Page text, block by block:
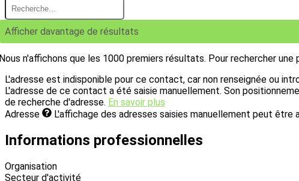
Afficher davantage de résultats
n'affichons que les 1000 premiers résultats. Pour rechercher
L'adresse est indisponible pour ce contact, car non renseignée ou
L'adresse de ce contact a été saisie manuellement. Son
de recherche d'adresse. En savoir plus
Adresse
L'affichage des adresses saisies manuellement peut être
Informations professionnelles
Organisation
Secteur d'activité